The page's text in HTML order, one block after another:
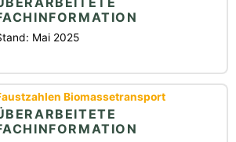
Mai 2025
Biomassetransport